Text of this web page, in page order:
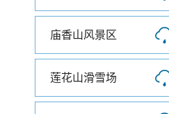
庙香山风景区
莲花山滑雪场